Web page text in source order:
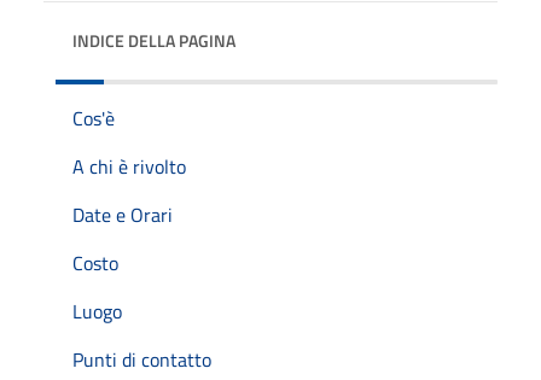
INDICE DELLA PAGINA
Cos'è
A chi è rivolto
Date e Orari
Costo
Luogo
Punti di contatto